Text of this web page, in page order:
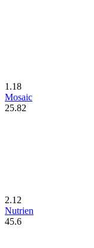
1.18
Mosaic
25.82
2.12
Nutrien
45.6